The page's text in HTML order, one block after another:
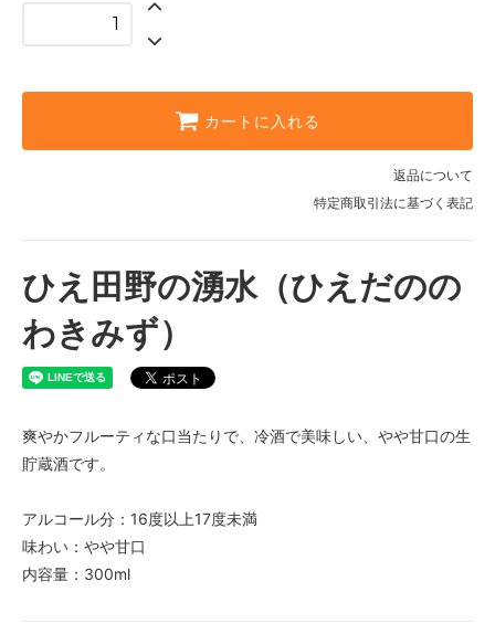
カートに入れる
返品について
特定商取引法に基づく表記
ひえ田野の湧水（ひえだのの
わきみず）
爽やかフルーティな口当たりで、冷酒で美味しい、やや甘口の生
貯蔵酒です。
アルコール分：16度以上17度未満
味わい：やや甘口
内容量：300ml